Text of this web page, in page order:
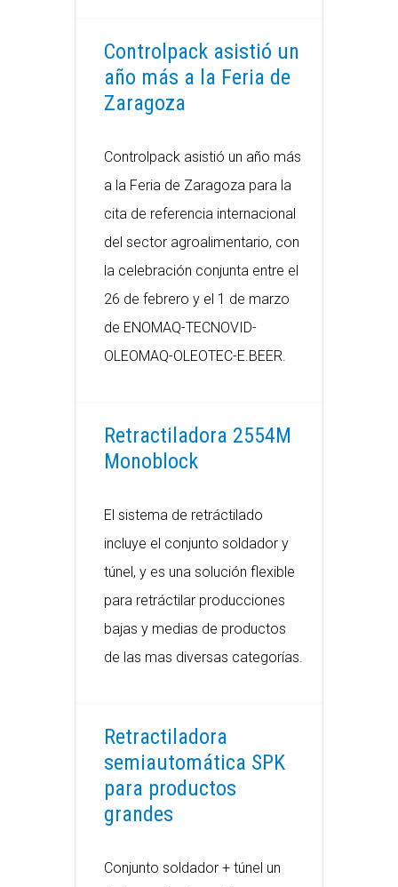
Controlpack asistió un
año más a la Feria de
Zaragoza
Controlpack asistió un año más
a la Feria de Zaragoza para la
cita de referencia internacional
del sector agroalimentario, con
la celebración conjunta entre el
26 de febrero y el 1 de marzo
de ENOMAQ-TECNOVID-
OLEOMAQ-OLEOTEC-E.BEER.
Retractiladora 2554M
Monoblock
El sistema de retráctilado
incluye el conjunto soldador y
túnel, y es una solución flexible
para retráctilar producciones
bajas y medias de productos
de las mas diversas categorías.
Retractiladora
semiautomática SPK
para productos
grandes
Conjunto soldador + túnel un